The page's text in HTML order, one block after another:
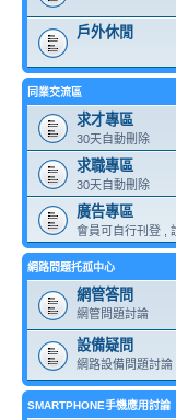
戶外休閒
同業交流區
求才專區
30天自動刪除
求職專區
30天自動刪除
廣告專區
會員可自行刊登 ,
網路問題托孤中心
網管答問
網管問題討論
設備疑問
網路設備問題討論
SMARTPHONE手機應用討論